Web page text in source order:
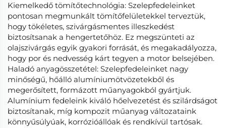
Kiemelkedő tömítőtechnológia: Szelepfedeleinket
pontosan megmunkált tömítőfelületekkel terveztük,
hogy tökéletes, szivárgásmentes illeszkedést
biztosítsanak a hengertetőhöz. Ez megszünteti az
olajszivárgás egyik gyakori forrását, és megakadályozza,
hogy por és nedvesség kárt tegyen a motor belsejében.
Haladó anyagösszetétel: Szelepfedeleinket nagy
minőségű, hőálló alumíniumötvözetekből és
megerősített, formázott műanyagokból gyártjuk.
Alumínium fedeleink kiváló hőelvezetést és szilárdságot
biztosítanak, míg kompozit műanyag változataink
könnyűsúlyúak, korrózióállóak és rendkívül tartósak.